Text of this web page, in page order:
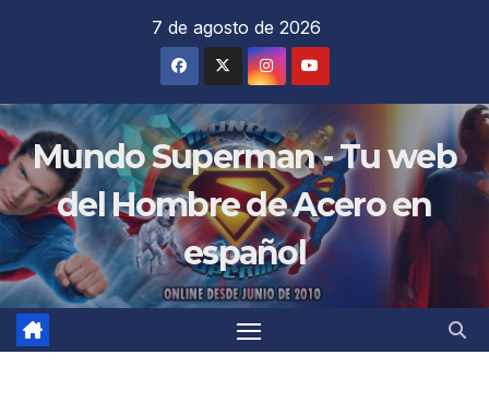
7 de agosto de 2026
Mundo Superman - Tu web
del Hombre de Acero en
español